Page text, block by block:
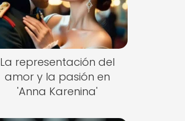
La representación del
amor y la pasión en
'Anna Karenina'